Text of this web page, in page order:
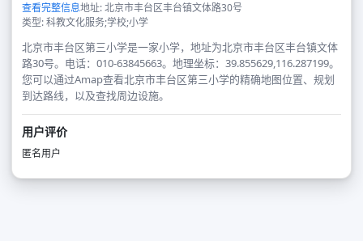
查看完整信息地址: 北京市丰台区丰台镇文体路30号
类型: 科教文化服务;学校;小学
北京市丰台区第三小学是一家小学，地址为北京市丰台区丰台镇文体
路30号。电话：010-63845663。地理坐标：39.855629,116.287199。
您可以通过Amap查看北京市丰台区第三小学的精确地图位置、规划
到达路线，以及查找周边设施。
用户评价
匿名用户